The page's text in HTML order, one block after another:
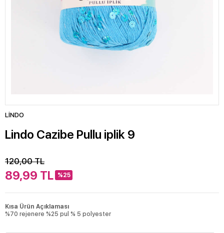
LİNDO
Lindo Cazibe Pullu iplik 9
120,00TL
89,99 TL %25
Kısa Ürün Açıklaması
%70 rejenere %25 pul % 5 polyester